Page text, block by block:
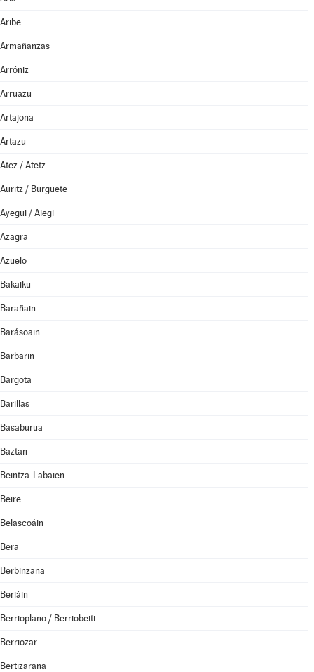
Aribe
Armañanzas
Arróniz
Arruazu
Artajona
Artazu
Atez / Atetz
Auritz / Burguete
Ayegui / Aiegi
Azagra
Azuelo
Bakaiku
Barañain
Barásoain
Barbarin
Bargota
Barillas
Basaburua
Baztan
Beintza-Labaien
Beire
Belascoáin
Bera
Berbinzana
Beriáin
Berrioplano / Berriobeiti
Berriozar
Bertizarana